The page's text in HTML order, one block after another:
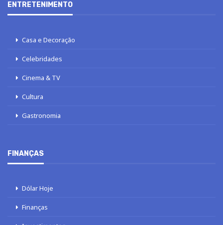
ENTRETENIMENTO
Casa e Decoração
Celebridades
Cinema & TV
Cultura
Gastronomia
FINANÇAS
Dólar Hoje
Finanças